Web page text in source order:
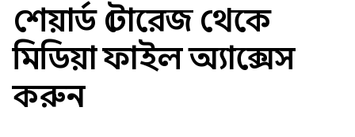
শেয়ার্ড স্টোরেজ থেকে
মিডিয়া ফাইল অ্যাক্সেস
করুন